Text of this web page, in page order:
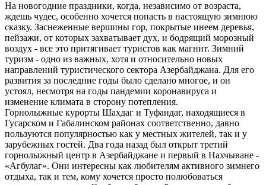
На новогодние праздники, когда, независимо от возраста,
ждешь чудес, особенно хочется попасть в настоящую зимнюю
сказку. Заснеженные вершины гор, покрытые инеем деревья,
пейзажи, от которых захватывает дух, и бодрящий морозный
воздух - все это притягивает туристов как магнит. Зимний
туризм - одно из важных, хотя и относительно новых
направлений туристического сектора Азербайджана. Для его
развития за последние годы было сделано многое, и он
устоял, несмотря на годы пандемии коронавируса и
изменение климата в сторону потепления.
Горнолыжные курорты Шахдаг и Туфандаг, находящиеся в
Гусарском и Габалинском районах соответственно, давно
пользуются популярностью как у местных жителей, так и у
зарубежных гостей. Два года назад был открыт третий
горнолыжный центр в Азербайджане и первый в Нахчыване -
«Агбулаг». Они интересны как любителям активного зимнего
отдыха, так и тем, кому хочется просто полюбоваться